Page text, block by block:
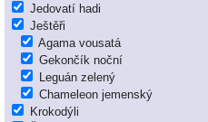
Jedovatí hadi
Ještěři
Agama vousatá
Gekončík noční
Leguán zelený
Chameleon jemenský
Krokodýli